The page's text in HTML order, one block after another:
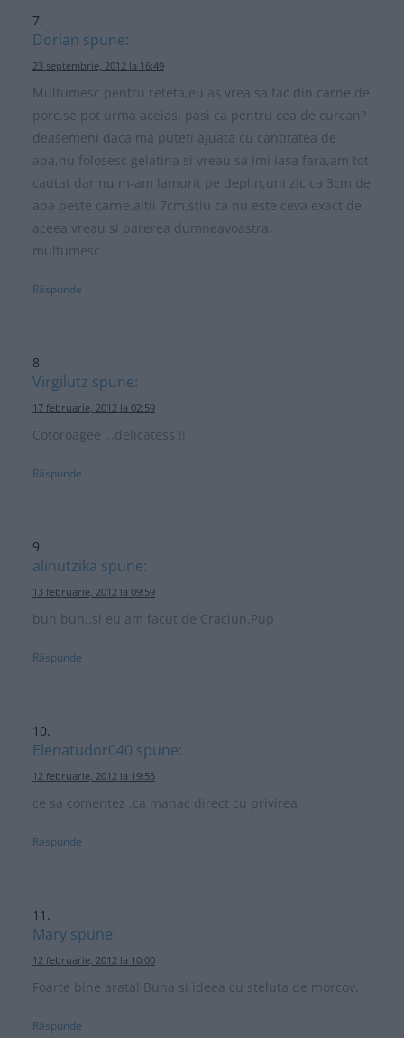
Dorian spune:
23 septembrie, 2012 la 16:49
Multumesc pentru reteta,eu as vrea sa fac din carne de
porc,se pot urma aceiasi pasi ca pentru cea de curcan?
deasemeni daca ma puteti ajuata cu cantitatea de
apa,nu folosesc gelatina si vreau sa imi iasa fara,am tot
cautat dar nu m-am lamurit pe deplin,uni zic ca 3cm de
apa peste carne,altii 7cm,stiu ca nu este ceva exact de
aceea vreau si parerea dumneavoastra.
multumesc
Răspunde
Virgilutz spune:
17 februarie, 2012 la 02:59
Cotoroagee …delicatess !!
Răspunde
alinutzika spune:
13 februarie, 2012 la 09:59
bun bun..si eu am facut de Craciun.Pup
Răspunde
Elenatudor040 spune:
12 februarie, 2012 la 19:55
ce sa comentez .ca manac direct cu privirea
Răspunde
Mary spune:
12 februarie, 2012 la 10:00
Foarte bine arata! Buna si ideea cu steluta de morcov.
Răspunde